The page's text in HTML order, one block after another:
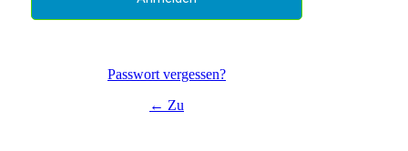
Passwort vergessen?
← Zu